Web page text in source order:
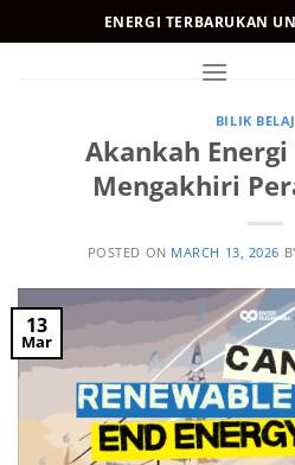
to
ENERGI TERBARUKAN
BILIK
Akankah
Mengakhiri
POSTED ON MARCH 13, 2026
13
Mar